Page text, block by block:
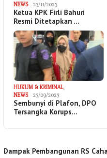
NEWS
23/11/2023
Ketua KPK Firli Bahuri
Resmi Ditetapkan …
HUKUM & KRIMINAL
NEWS
23/09/2023
Sembunyi di Plafon, DPO
Tersangka Korups…
Dampak Pembangunan RS